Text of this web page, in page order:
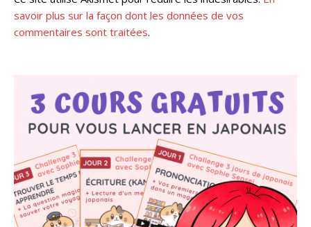
savoir plus sur la façon dont les données de vos
commentaires sont traitées.